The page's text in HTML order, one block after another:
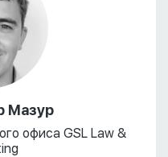
Мазур
офиса GSL Law &